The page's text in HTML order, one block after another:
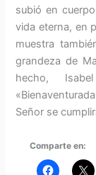
subió en
vida eterna, en
muestra
grandeza de
hecho,
Señor se
Comparte en: